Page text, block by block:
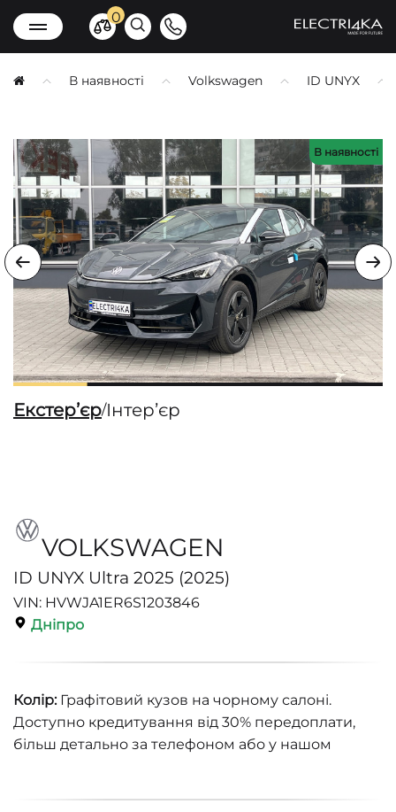
0
В наявності Volkswagen ID UNYX
В наявності
Екстерʼєр/Інтерʼєр
VOLKSWAGEN
ID UNYX Ultra 2025 (2025)
VIN: HVWJA1ER6S1203846
Дніпро
Колір:Графітовий кузов на чорному салоні.
Доступно кредитування від 30% передоплати,
більш детально за телефоном або у нашом